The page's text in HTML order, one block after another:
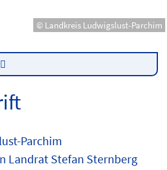
© Landkreis Ludwigslust-Parchim
Parchim
Landrat Stefan Sternberg